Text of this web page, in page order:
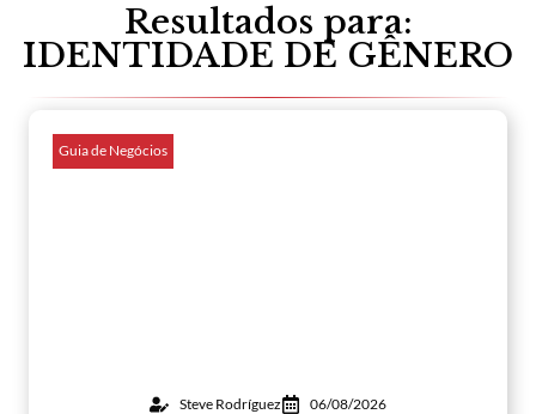
Resultados para:
IDENTIDADE DE GÊNERO
Guia de Negócios
Steve Rodríguez 06/08/2026